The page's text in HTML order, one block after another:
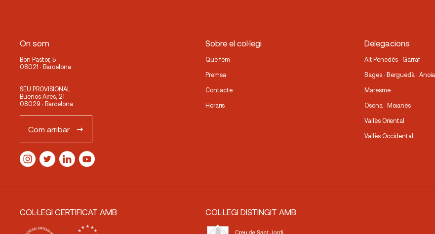
On som
Bon Pastor, 5
08021 · Barcelona
SEU PROVISIONAL
Buenos Aires, 21
08029 · Barcelona
Com arribar
Sobre el col·legi
Què fem
Premsa
Contacte
Horaris
Delegacions
Alt Penedès · Garraf
Bages · Berguedà · Anoia
Maresme
Osona · Moianès
Vallès Oriental
Vallès Occidental
COL·LEGI CERTIFICAT AMB COL·LEGI DISTINGIT AMB